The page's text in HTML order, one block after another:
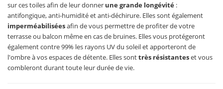
sur ces toiles afin de leur donner une grande longévité :
antifongique, anti-humidité et anti-déchirure. Elles sont également
imperméabiliséesafin de vous permettre de profiter de votre
terrasse ou balcon même en cas de bruines. Elles vous protégeront
également contre 99% les rayons UV du soleil et apporteront de
l'ombre à vos espaces de détente. Elles sonttrès résistanteset vous
combleront durant toute leur durée de vie.